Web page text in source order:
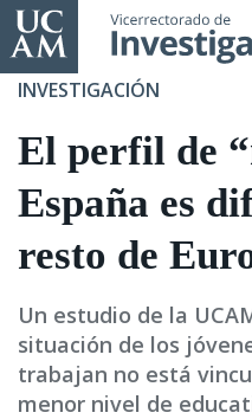
Pasar
al
contenido
INVESTIGACIÓN
El perfil de
España es
resto de
Un estudio de la
situación de los
trabajan no está
menor nivel de